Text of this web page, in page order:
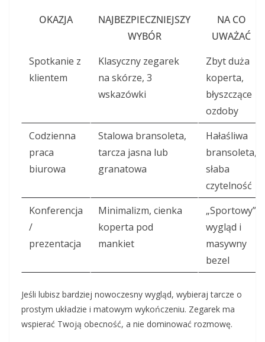
OKAZJA
NAJBEZPIECZNIEJSZY
WYBÓR
NA CO
UWAŻAĆ
Spotkanie z
klientem
Klasyczny zegarek
na skórze, 3
wskazówki
Zbyt duża
koperta,
błyszczące
ozdoby
Codzienna
praca
biurowa
Stalowa bransoleta,
tarcza jasna lub
granatowa
Hałaśliwa
bransoleta,
słaba
czytelność
Konferencja
/
prezentacja
Minimalizm, cienka
koperta pod
mankiet
„Sportowy”
wygląd i
masywny
bezel
Jeśli lubisz bardziej nowoczesny wygląd, wybieraj tarcze o
prostym układzie i matowym wykończeniu. Zegarek ma
wspierać Twoją obecność, a nie dominować rozmowę.